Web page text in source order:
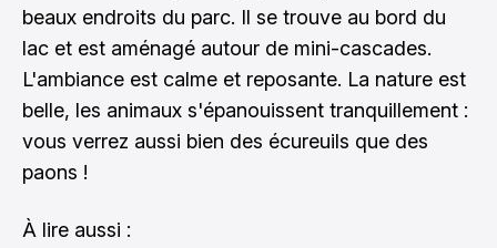
beaux endroits du parc. Il se trouve au bord du
lac et est aménagé autour de mini-cascades.
L'ambiance est calme et reposante. La nature est
belle, les animaux s'épanouissent tranquillement :
vous verrez aussi bien des écureuils que des
paons !
À lire aussi :